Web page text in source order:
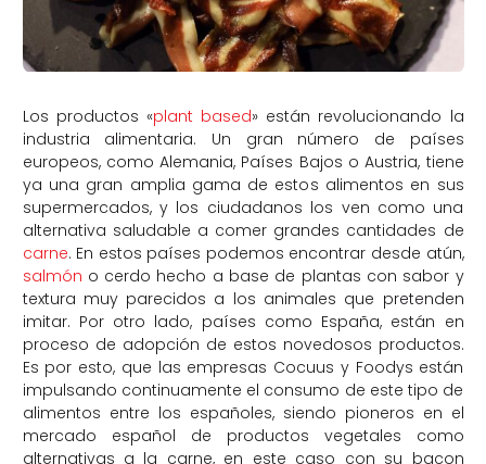
Los productos «plant based» están revolucionando la
industria alimentaria. Un gran número de países
europeos, como Alemania, Países Bajos o Austria, tiene
ya una gran amplia gama de estos alimentos en sus
supermercados, y los ciudadanos los ven como una
alternativa saludable a comer grandes cantidades de
carne. En estos países podemos encontrar desde atún,
salmón o cerdo hecho a base de plantas con sabor y
textura muy parecidos a los animales que pretenden
imitar. Por otro lado, países como España, están en
proceso de adopción de estos novedosos productos.
Es por esto, que las empresas Cocuus y Foodys están
impulsando continuamente el consumo de este tipo de
alimentos entre los españoles, siendo pioneros en el
mercado español de productos vegetales como
alternativas a la carne, en este caso con su bacon